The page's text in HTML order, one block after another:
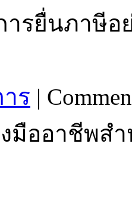
ารยื่นภาษี
ร |
มืออาชีพส